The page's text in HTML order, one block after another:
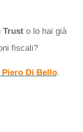
Trust o lo hai già
fiscali?
Di Bello.